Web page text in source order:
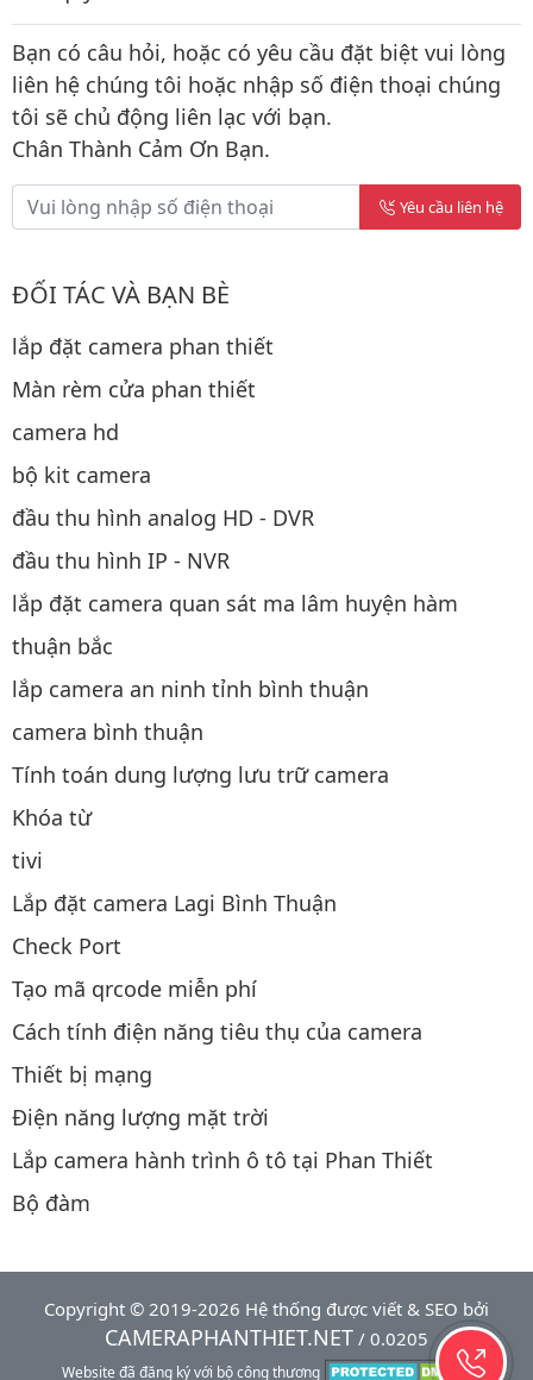
Bạn có câu hỏi, hoặc có yêu cầu đặt biệt vui lòng
liên hệ chúng tôi hoặc nhập số điện thoại chúng
tôi sẽ chủ động liên lạc với bạn.
Chân Thành Cảm Ơn Bạn.
Yêu cầu liên hệ
ĐỐI TÁC VÀ BẠN BÈ
lắp đặt camera phan thiết
Màn rèm cửa phan thiết
camera hd
bộ kit camera
đầu thu hình analog HD - DVR
đầu thu hình IP - NVR
lắp đặt camera quan sát ma lâm huyện hàm
thuận bắc
lắp camera an ninh tỉnh bình thuận
camera bình thuận
Tính toán dung lượng lưu trữ camera
Khóa từ
tivi
Lắp đặt camera Lagi Bình Thuận
Check Port
Tạo mã qrcode miễn phí
Cách tính điện năng tiêu thụ của camera
Thiết bị mạng
Điện năng lượng mặt trời
Lắp camera hành trình ô tô tại Phan Thiết
Bộ đàm
Copyright © 2019-2026 Hệ thống được viết & SEO bởi
CAMERAPHANTHIET.NET / 0.0205
Website đã đăng ký với bộ công thương